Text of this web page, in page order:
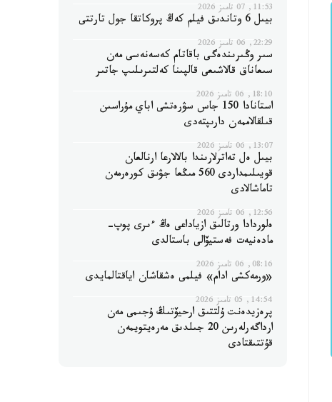
11:53, 07 تامىز 2026
بيىل 6 وتاندىق فيلم كەڭ پروكاتقا جول تارتتى
22:29, 06 تامىز 2026
سىر وڭىرىندەگى باقاتام كەسەنەسى مەن
سىعاناق قالاشىعى قالپىنا كەلتىرىلىپ جاتىر
18:10, 06 تامىز 2026
استانادا 150 جاس سۋرەتشى اباي مۇراسىن
قىلقالاممەن دارىپتەدى
13:07, 06 تامىز 2026
بيىل ەل تەاترلارىندا بالالارعا ارنالعان
قويىلىمداردى 560 مىڭعا جۋىق كورەرمەن
تاماشالادى
12:56, 06 تامىز 2026
ەلوردادا ورتالىق ازياداعى ەڭ ءىرى پوپ-
مادەنيەت فەستيۆالى باستالدى
08:16, 06 تامىز 2026
«ورمەكشى ادام» فيلمى ەشقاشان اياقتالمايدى
14:54, 05 تامىز 2026
پرەزيدەنت ۇلتتىق ارحيۆتىڭ ۇجىمى مەن
ارداگەرلەرىن 20 جىلدىق مەرەيتويمەن
قۇتتىقتادى